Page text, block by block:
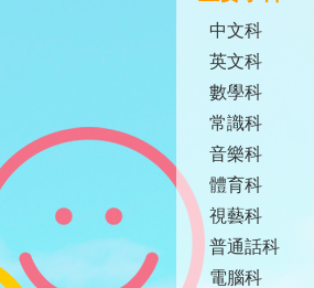
中文科
英文科
數學科
常識科
音樂科
體育科
視藝科
普通話科
電腦科